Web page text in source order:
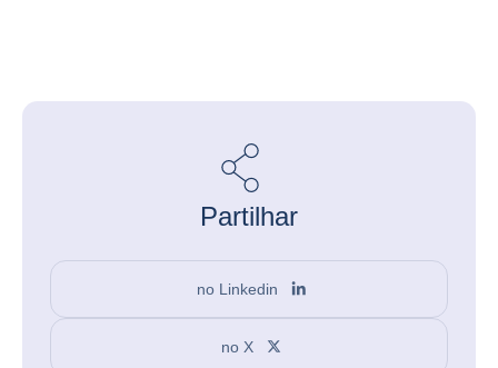
Partilhar
no Linkedin
no X